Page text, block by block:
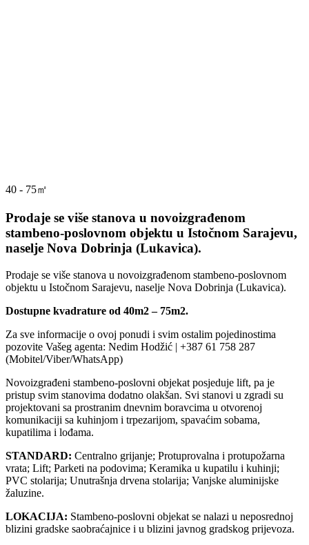
40 - 75㎡
Prodaje se više stanova u novoizgrađenom
stambeno-poslovnom objektu u Istočnom Sarajevu,
naselje Nova Dobrinja (Lukavica).
Prodaje se više stanova u novoizgrađenom stambeno-poslovnom
objektu u Istočnom Sarajevu, naselje Nova Dobrinja (Lukavica).
Dostupne kvadrature od 40m2 – 75m2.
Za sve informacije o ovoj ponudi i svim ostalim pojedinostima
pozovite Vašeg agenta: Nedim Hodžić | +387 61 758 287
(Mobitel/Viber/WhatsApp)
Novoizgrađeni stambeno-poslovni objekat posjeduje lift, pa je
pristup svim stanovima dodatno olakšan. Svi stanovi u zgradi su
projektovani sa prostranim dnevnim boravcima u otvorenoj
komunikaciji sa kuhinjom i trpezarijom, spavaćim sobama,
kupatilima i lođama.
STANDARD: Centralno grijanje; Protuprovalna i protupožarna
vrata; Lift; Parketi na podovima; Keramika u kupatilu i kuhinji;
PVC stolarija; Unutrašnja drvena stolarija; Vanjske aluminijske
žaluzine.
LOKACIJA: Stambeno-poslovni objekat se nalazi u neposrednoj
blizini gradske saobraćajnice i u blizini javnog gradskog prijevoza.